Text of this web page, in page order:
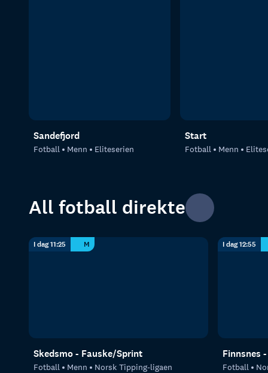
Sandefjord
Fotball Menn Eliteserien
Start
Fotball Menn
All fotball direkte
I dag 11:25 M
Skedsmo - Fauske/Sprint
Fotball Menn Norsk Tipping-ligaen
I dag 12:55
Finnsnes
Fotball